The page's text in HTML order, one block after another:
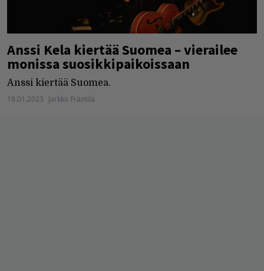
Anssi Kela kiertää Suomea – vierailee
monissa suosikkipaikoissaan
Anssi kiertää Suomea.
18.01.2023 Jarkko Fräntilä